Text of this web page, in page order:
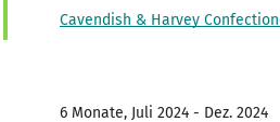
Cavendish & Harvey
6 Monate, Juli 2024 - Dez. 2024